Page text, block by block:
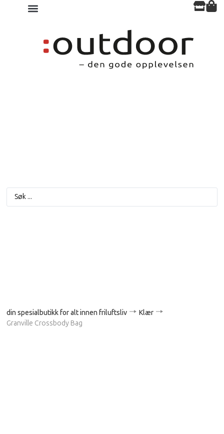
din spesialbutikk for alt innen friluftsliv
Klær
Granville Crossbody Bag